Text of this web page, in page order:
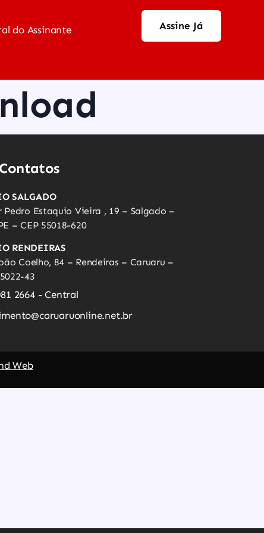
do Assinante Assine Já
SALGADO
Pedro Estaquio Vieira , 19 – Salgado –
– CEP 55018-620
RENDEIRAS
Coelho, 84 – Rendeiras – Caruaru –
43
2664 - Central
Web